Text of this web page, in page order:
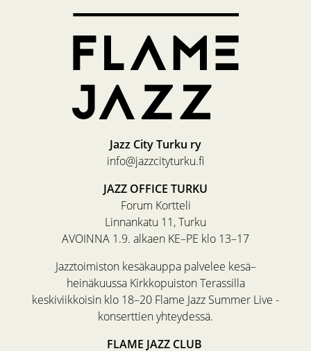
Jazz City Turku ry
info@jazzcityturku.fi
JAZZ OFFICE TURKU
Forum Kortteli
Linnankatu 11, Turku
AVOINNA 1.9. alkaen KE–PE klo 13–17
Jazztoimiston kesäkauppa palvelee kesä–
heinäkuussa Kirkkopuiston Terassilla
keskiviikkoisin klo 18–20 Flame Jazz Summer Live -
konserttien yhteydessä.
FLAME JAZZ CLUB